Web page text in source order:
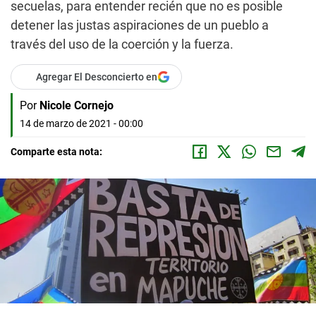
secuelas, para entender recién que no es posible
detener las justas aspiraciones de un pueblo a
través del uso de la coerción y la fuerza.
Agregar El Desconcierto en
Por Nicole Cornejo
14 de marzo de 2021 - 00:00
Comparte esta nota: